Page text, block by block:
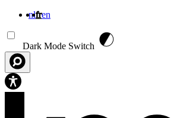
nlfren
Dark Mode Switch